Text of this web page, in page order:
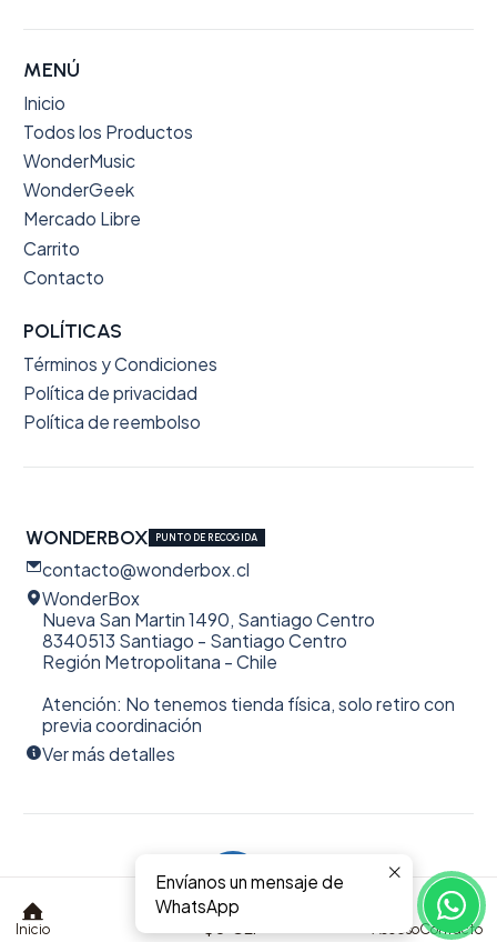
Inicio
0
AccesoContacto
MENÚ
Inicio
Todos los Productos
WonderMusic
WonderGeek
Mercado Libre
Carrito
Contacto
POLÍTICAS
Términos y Condiciones
Política de privacidad
Política de reembolso
WONDERBOX PUNTO DE RECOGIDA
contacto@wonderbox.cl
WonderBox
Nueva San Martin 1490, Santiago Centro
8340513 Santiago - Santiago Centro
Región Metropolitana - Chile
Atención: No tenemos tienda física, solo retiro con
previa coordinación
Ver más detalles
2026 WonderBox.
Todos los derechos reservados
Envíanos un mensaje de
WhatsApp